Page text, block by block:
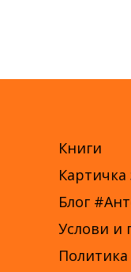
Книги
Картичка
Блог
Услови и